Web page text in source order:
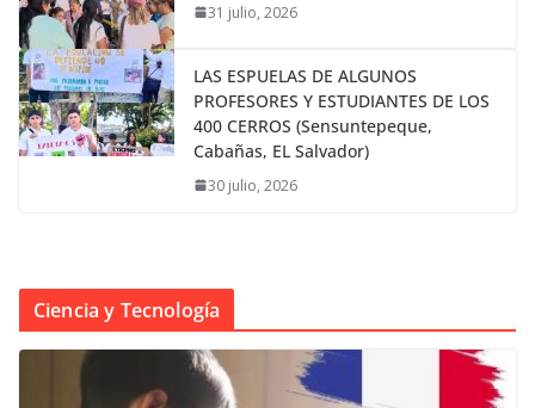
31 julio, 2026
LAS ESPUELAS DE ALGUNOS
PROFESORES Y ESTUDIANTES DE LOS
400 CERROS (Sensuntepeque,
Cabañas, EL Salvador)
30 julio, 2026
Ciencia y Tecnología